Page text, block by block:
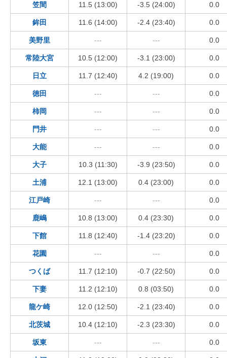
笠間 11.5 (13:00) -3.5 (24:00) 0.0
鉾田 11.6 (14:00) -2.4 (23:40) 0.0
美野里 --- --- 0.0
常陸大宮 10.5 (12:00) -3.1 (23:00) 0.0
日立 11.7 (12:40) 4.2 (19:00) 0.0
徳田 --- --- 0.0
柿岡 --- --- 0.0
門井 --- --- 0.0
大能 --- --- 0.0
大子 10.3 (11:30) -3.9 (23:50) 0.0
土浦 12.1 (13:00) 0.4 (23:00) 0.0
江戸崎 --- --- 0.0
鹿嶋 10.8 (13:00) 0.4 (23:30) 0.0
下館 11.8 (12:40) -1.4 (23:20) 0.0
花園 --- --- 0.0
つくば 11.7 (12:10) -0.7 (22:50) 0.0
下妻 11.2 (12:10) 0.8 (03:50) 0.0
龍ケ崎 12.0 (12:50) -2.1 (23:40) 0.0
北茨城 10.4 (12:10) -2.3 (23:30) 0.0
坂東 --- --- 0.0